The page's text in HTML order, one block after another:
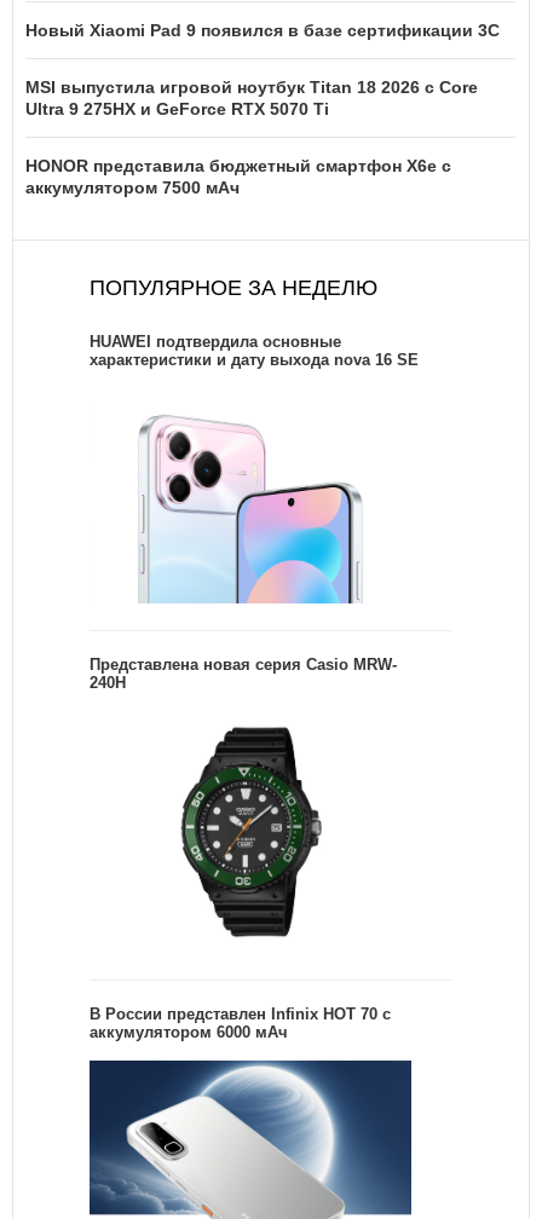
Новый Xiaomi Pad 9 появился в базе сертификации 3C
MSI выпустила игровой ноутбук Titan 18 2026 с Core
Ultra 9 275HX и GeForce RTX 5070 Ti
HONOR представила бюджетный смартфон X6e с
аккумулятором 7500 мАч
ПОПУЛЯРНОЕ ЗА НЕДЕЛЮ
HUAWEI подтвердила основные
характеристики и дату выхода nova 16 SE
Представлена новая серия Casio MRW-
240H
В России представлен Infinix HOT 70 с
аккумулятором 6000 мАч